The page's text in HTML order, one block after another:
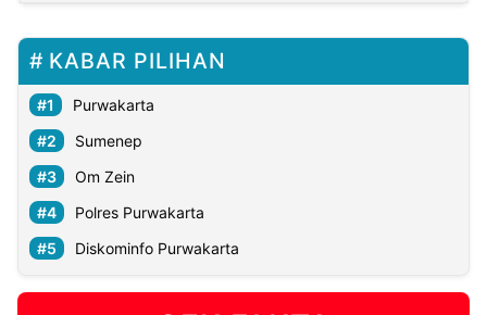
KABAR PILIHAN
Purwakarta
Sumenep
Om Zein
Polres Purwakarta
Diskominfo Purwakarta